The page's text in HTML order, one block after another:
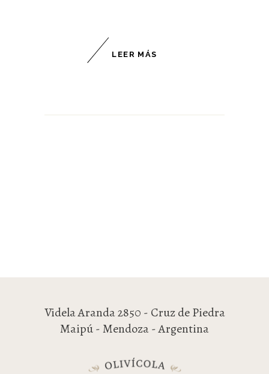
LEER MÁS
Videla Aranda 2850 - Cruz de Piedra
Maipú - Mendoza - Argentina